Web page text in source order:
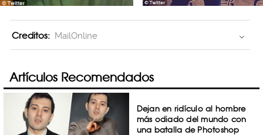
Creditos: MailOnline
Artículos Recomendados
Dejan en ridículo al hombre
más odiado del mundo con
una batalla de Photoshop